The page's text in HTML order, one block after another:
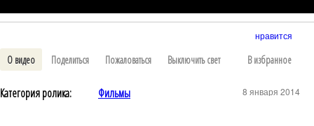
нравится
О видео Поделиться Пожаловаться Выключить свет В избранное
Категория ролика: Фильмы 8 января 2014